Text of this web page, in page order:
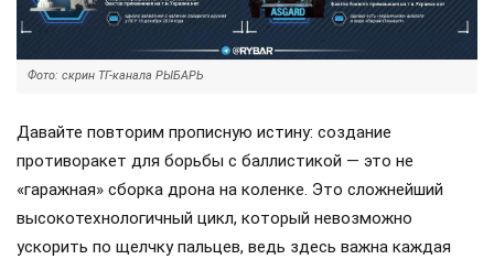
Фото: скрин ТГ-канала РЫБАРЬ
Давайте повторим прописную истину: создание
противоракет для борьбы с баллистикой — это не
«гаражная» сборка дрона на коленке. Это сложнейший
высокотехнологичный цикл, который невозможно
ускорить по щелчку пальцев, ведь здесь важна каждая